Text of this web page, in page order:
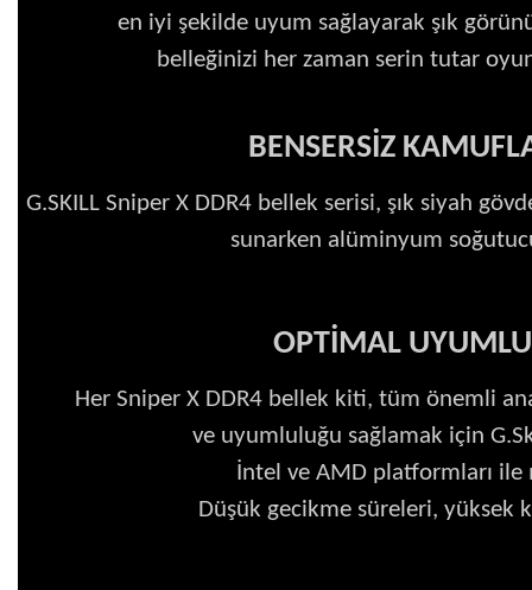
en iyi şekilde uyum sağlayarak şık
belleğinizi her zaman serin tutar
BENSERSİZ
G.SKILL Sniper X DDR4 bellek serisi, şık siyah
sunarken alüminyum
OPTIMAL
Her Sniper X DDR4 bellek kiti, tüm önemli
ve uyumluluğu sağlamak için
İntel ve AMD platformları ile
Düşük gecikme süreleri, yüksek